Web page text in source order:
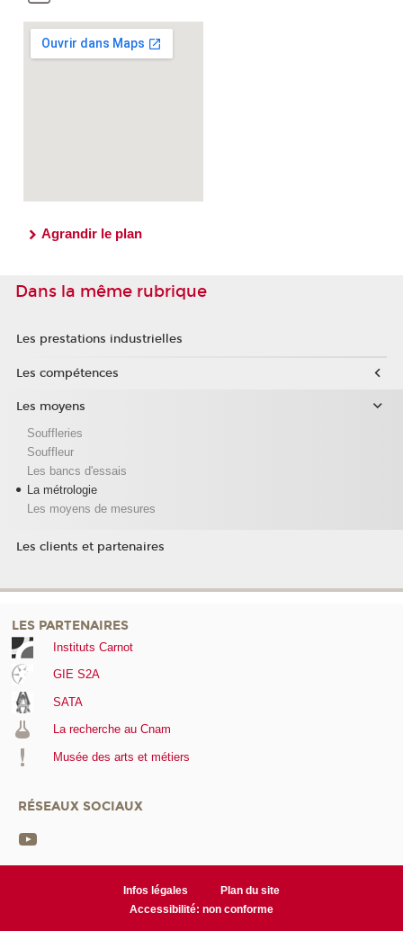
Agrandir le plan
Dans la même rubrique
Les prestations industrielles
Les compétences
Les moyens
Souffleries
Souffleur
Les bancs d'essais
La métrologie
Les moyens de mesures
Les clients et partenaires
LES PARTENAIRES
Instituts Carnot
GIE S2A
SATA
La recherche au Cnam
Musée des arts et métiers
RÉSEAUX SOCIAUX
Infos légales
Plan du site
Accessibilité: non conforme